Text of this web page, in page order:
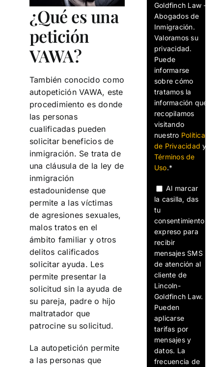
¿Qué es una
petición
VAWA?
También conocido como
autopetición VAWA, este
procedimiento es donde
las personas
cualificadas pueden
solicitar beneficios de
inmigración. Se trata de
una cláusula de la ley de
inmigración
estadounidense que
permite a las víctimas
de agresiones sexuales,
malos tratos en el
ámbito familiar y otros
delitos calificados
solicitar ayuda. Les
permite presentar la
solicitud sin la ayuda de
su pareja, padre o hijo
maltratador que
patrocine su solicitud.
La autopetición permite
a las personas que
Goldfinch Law -
Abogados de
Inmigración.
Valoramos su
privacidad.
Puede
informarse
sobre cómo
tratamos la
información que
recopilamos
visitando
nuestro Política
de Privacidad y
Términos de
Uso.*
Al marcar
la casilla, das
tu
consentimiento
expreso para
recibir
mensajes SMS
de atención al
cliente de
Lincoln-
Goldfinch Law.
Pueden
aplicarse
tarifas por
mensajes y
datos. La
frecuencia de